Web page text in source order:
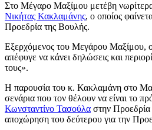
Στο Μέγαρο Μαξίμου μετέβη
Νικήτας Κακλαμάνης, ο οποίος
Προεδρία της Βουλής.
Εξερχόμενος του Μεγάρου Μαξίμου,
απέφυγε να κάνει δηλώσεις και
τους».
Η παρουσία του κ. Κακλαμάνη στο
σενάρια που τον θέλουν να είναι το
Κωνσταντίνο Τασούλα στην
αποχώρηση του δεύτερου για την